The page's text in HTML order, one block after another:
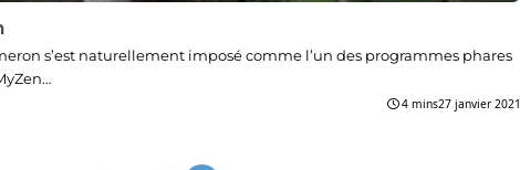
s’est naturellement imposé comme l’un des programmes phares
4 mins27 janvier 2021
Pagination